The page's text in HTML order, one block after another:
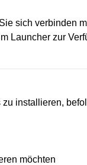
sich verbinden
Launcher zur
installieren,
möchten